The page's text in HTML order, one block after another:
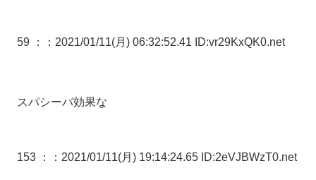
59 ： ：2021/01/11(月) 06:32:52.41 ID:vr29KxQK0.net
スパシーバ効果な
153 ： ：2021/01/11(月) 19:14:24.65 ID:2eVJBWzT0.net